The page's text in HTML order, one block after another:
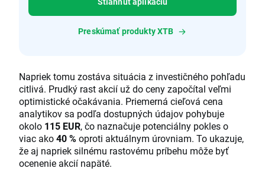
Preskúmať produkty XTB
Napriek tomu zostáva situácia z investičného pohľadu
citlivá. Prudký rast akcií už do ceny započítal veľmi
optimistické očakávania. Priemerná cieľová cena
analytikov sa podľa dostupných údajov pohybuje
okolo 115 EUR, čo naznačuje potenciálny pokles o
viac ako40 %oproti aktuálnym úrovniam. To ukazuje,
že aj napriek silnému rastovému príbehu môže byť
ocenenie akcií napäté.